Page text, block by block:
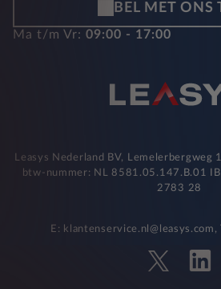
BEL MET ONS
Ma t/m Vr: 09:00 - 17:00
Leasys Nederland BV, Lemelerbergweg
btw-nummer: NL 8581.05.147.B.01
2783 28
E: